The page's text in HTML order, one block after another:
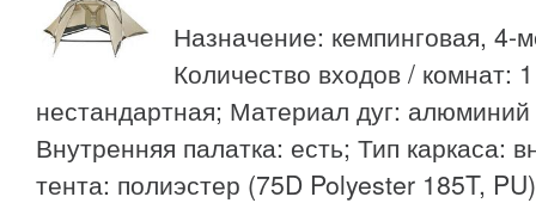
Назначение: кемпинговая, 4-
Количество входов / комнат:
нестандартная; Материал дуг:
Внутренняя палатка: есть; Тип каркаса:
тента: полиэстер (75D Polyester 185T,